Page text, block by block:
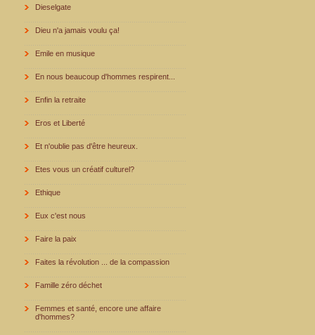
Dieselgate
Dieu n'a jamais voulu ça!
Emile en musique
En nous beaucoup d'hommes respirent...
Enfin la retraite
Eros et Liberté
Et n'oublie pas d'être heureux.
Etes vous un créatif culturel?
Ethique
Eux c'est nous
Faire la paix
Faites la révolution ... de la compassion
Famille zéro déchet
Femmes et santé, encore une affaire
d'hommes?